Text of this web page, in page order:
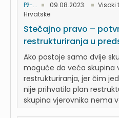
Pž-... 09.08.2023.
Visoki
Hrvatske
Stečajno pravo –
restrukturiranja u
Ako postoje samo dvije
moguće da veća skupina
restrukturiranja, jer čim
nije prihvatila plan
skupina vjerovnika nema